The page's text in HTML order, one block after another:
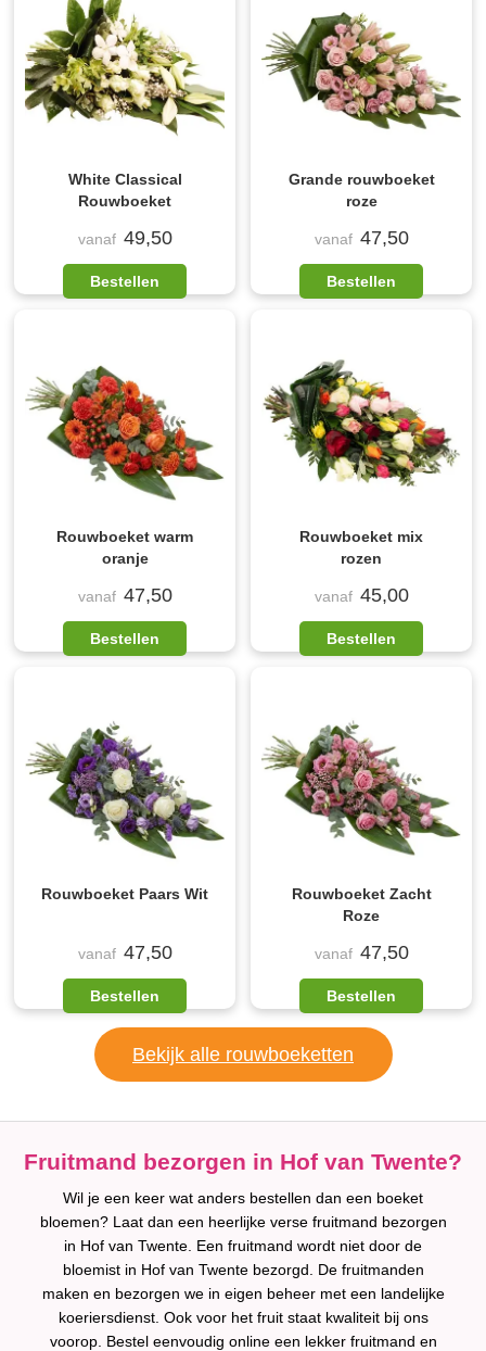
White Classical
Rouwboeket
vanaf 49,50
Bestellen
Grande rouwboeket
roze
vanaf 47,50
Bestellen
Rouwboeket warm
oranje
vanaf 47,50
Bestellen
Rouwboeket mix
rozen
vanaf 45,00
Bestellen
Rouwboeket Paars Wit
vanaf 47,50
Bestellen
Rouwboeket Zacht
Roze
vanaf 47,50
Bestellen
Bekijk alle rouwboeketten
Fruitmand bezorgen in Hof van Twente?
Wil je een keer wat anders bestellen dan een boeket
bloemen? Laat dan een heerlijke verse fruitmand bezorgen
in Hof van Twente. Een fruitmand wordt niet door de
bloemist in Hof van Twente bezorgd. De fruitmanden
maken en bezorgen we in eigen beheer met een landelijke
koeriersdienst. Ook voor het fruit staat kwaliteit bij ons
voorop. Bestel eenvoudig online een lekker fruitmand en